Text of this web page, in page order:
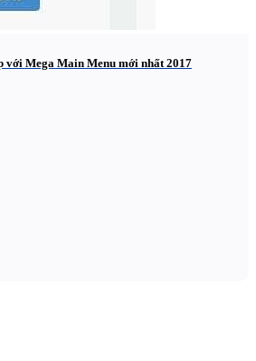
với Mega Main Menu mới nhất 2017